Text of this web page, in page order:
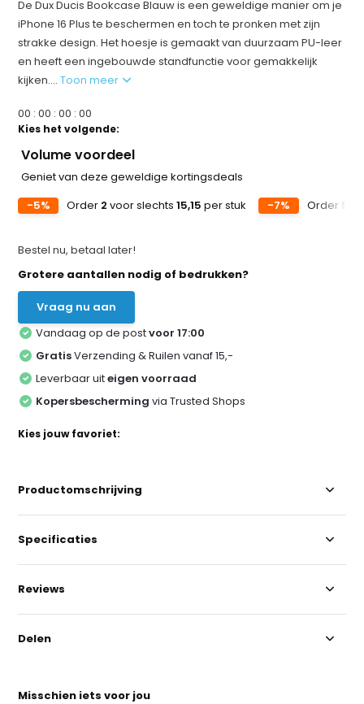
De Dux Ducis Bookcase Blauw is een geweldige manier om je
iPhone 16 Plus te beschermen en toch te pronken met zijn
strakke design. Het hoesje is gemaakt van duurzaam PU-leer
en heeft een ingebouwde standfunctie voor gemakkelijk
kijken....Toon meer
00 :00 :00 :00
Kies het volgende:
Volume voordeel
Geniet van deze geweldige kortingsdeals
-5%
Order 2 voor slechts15,15 per stuk -7% Order 5
Bestel nu, betaal later!
Grotere aantallen nodig of bedrukken?
Vraag nu aan
Vandaag op de postvoor 17:00
GratisVerzending & Ruilen vanaf 15,-
Leverbaar uiteigen voorraad
Kopersbescherming via Trusted Shops
Kies jouw favoriet:
Misschien iets voor jou
Productomschrijving
Specificaties
Reviews
Delen